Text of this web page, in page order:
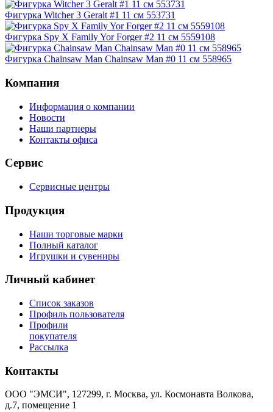
Фигурка Witcher 3 Geralt #1 11 см 553731
Фигурка Spy X Family Yor Forger #2 11 см 5559108
Фигурка Chainsaw Man Chainsaw Man #0 11 см 558965
Компания
Информация о компании
Новости
Наши партнеры
Контакты офиса
Сервис
Сервисные центры
Продукция
Наши торговые марки
Полный каталог
Игрушки и сувениры
Личный кабинет
Список заказов
Профиль пользователя
Профили
покупателя
Рассылка
Контакты
ООО "ЭМСИ", 127299, г. Москва, ул. Космонавта Волкова,
д.7, помещение 1